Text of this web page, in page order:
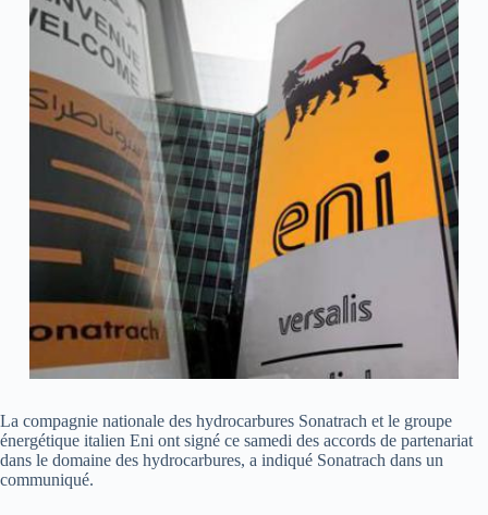
La compagnie nationale des hydrocarbures Sonatrach et le groupe
énergétique italien Eni ont signé ce samedi des accords de partenariat
dans le domaine des hydrocarbures, a indiqué Sonatrach dans un
communiqué.